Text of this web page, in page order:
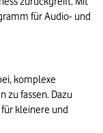
für Audio- und
komplexe
zu fassen. Dazu
kleinere und